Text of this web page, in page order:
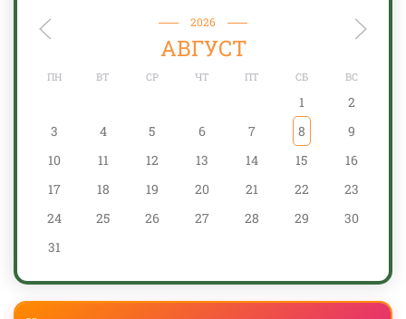
2026
АВГУСТ
ПН ВТ СР ЧТ ПТ СБ ВС
1
2
3
4 5 6 7 8
9
10
11 12 13 14 15
16
17
18 19 20 21 22
23
24
25 26 27 28 29
30
31